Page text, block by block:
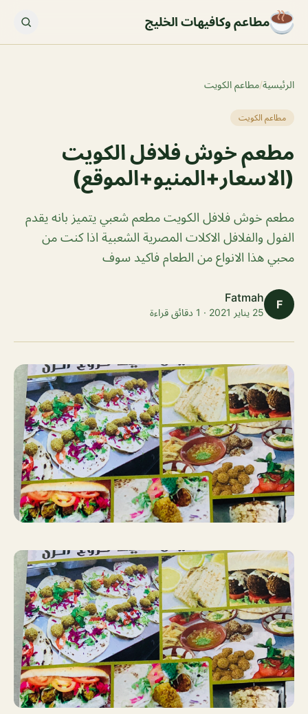
مطاعم وكافيهات الخليج
الرئيسية/مطاعم الكويت
مطاعم الكويت
مطعم خوش فلافل الكويت
(الاسعار+المنيو+الموقع)
مطعم خوش فلافل الكويت مطعم شعبي يتميز بانه يقدم
الفول والفلافل الاكلات المصرية الشعبية اذا كنت من
محبي هذا الانواع من الطعام فاكيد سوف
F
Fatmah
25 يناير 2021 · 1 دقائق قراءة